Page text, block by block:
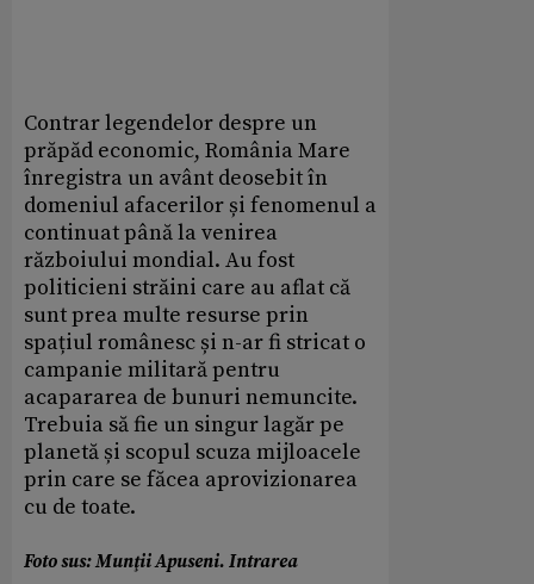
Contrar legendelor despre un
prăpăd economic, România Mare
înregistra un avânt deosebit în
domeniul afacerilor și fenomenul a
continuat până la venirea
războiului mondial. Au fost
politicieni străini care au aflat că
sunt prea multe resurse prin
spațiul românesc și n-ar fi stricat o
campanie militară pentru
acapararea de bunuri nemuncite.
Trebuia să fie un singur lagăr pe
planetă și scopul scuza mijloacele
prin care se făcea aprovizionarea
cu de toate.
Foto sus: Munţii Apuseni. Intrarea